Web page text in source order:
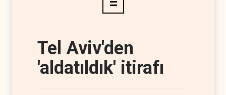
Tel Aviv'den
'aldatıldık' itirafı